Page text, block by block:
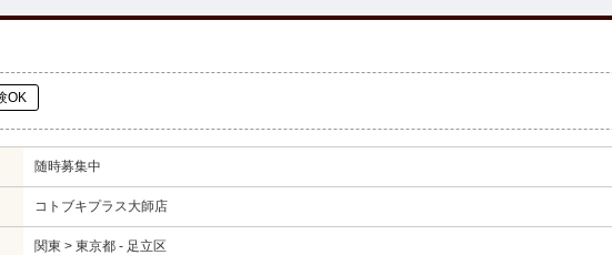
OK
随時募集中
コトブキプラス大師店
関東 > 東京都 - 足立区